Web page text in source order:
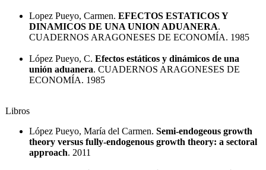
Lopez Pueyo, Carmen. EFECTOS ESTATICOS Y
DINAMICOS DE UNA UNION ADUANERA.
CUADERNOS ARAGONESES DE ECONOMÍA. 1985
López Pueyo, C. Efectos estáticos y dinámicos de una
unión aduanera. CUADERNOS ARAGONESES DE
ECONOMÍA. 1985
Libros
López Pueyo, María del Carmen. Semi-endogeous growth
theory versus fully-endogenous growth theory: a sectoral
approach. 2011